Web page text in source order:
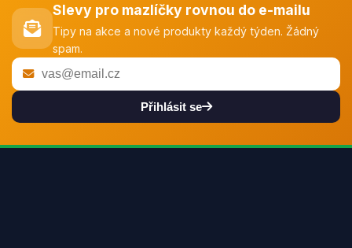
Slevy pro mazlíčky rovnou do e-mailu
Tipy na akce a nové produkty každý týden. Žádný
spam.
Přihlásit se